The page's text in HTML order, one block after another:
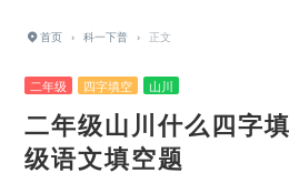
首页 › 科一下普 › 正文
二年级 四字填空 山川
二年级山川什么四字
级语文填空题